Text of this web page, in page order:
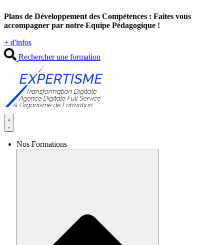
au
contenu
Plans de Développement des Compétences : Faites vous
accompagner par notre Equipe Pédagogique !
+ d'infos
Rechercher une formation
Nos Formations